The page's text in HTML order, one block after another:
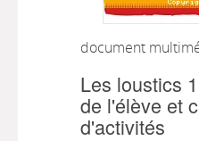
document
Les loustics
de l'élève et
d'activités